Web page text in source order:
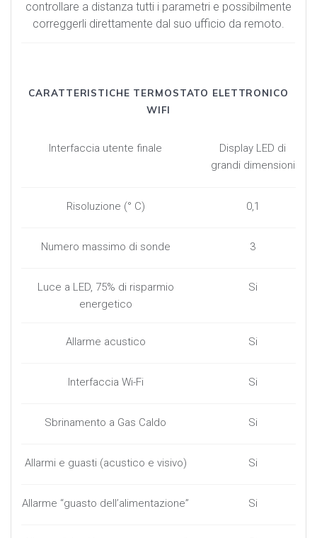
controllare a distanza tutti i parametri e possibilmente
correggerli direttamente dal suo ufficio da remoto.
CARATTERISTICHE TERMOSTATO ELETTRONICO
WIFI
Interfaccia utente finale
Display LED di
grandi dimensioni
Risoluzione (° C) 0,1
Numero massimo di sonde 3
Luce a LED, 75% di risparmio
energetico
Si
Allarme acustico Si
Interfaccia Wi-Fi Si
Sbrinamento a Gas Caldo Si
Allarmi e guasti (acustico e visivo) Si
Allarme “guasto dell’alimentazione” Si